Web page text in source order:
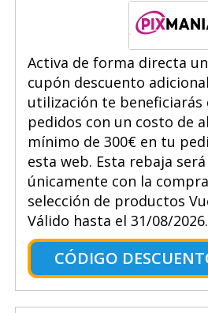
Activa de forma directa
cupón descuento
utilización te beneficiarás
pedidos con un costo de
mínimo de 300€ en tu
esta web. Esta rebaja
únicamente con la
selección de productos
Válido hasta el 31/08/2026.
CÓDIGO